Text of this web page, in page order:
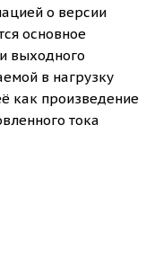
о версии
основное
выходного
в нагрузку
как произведение
тока